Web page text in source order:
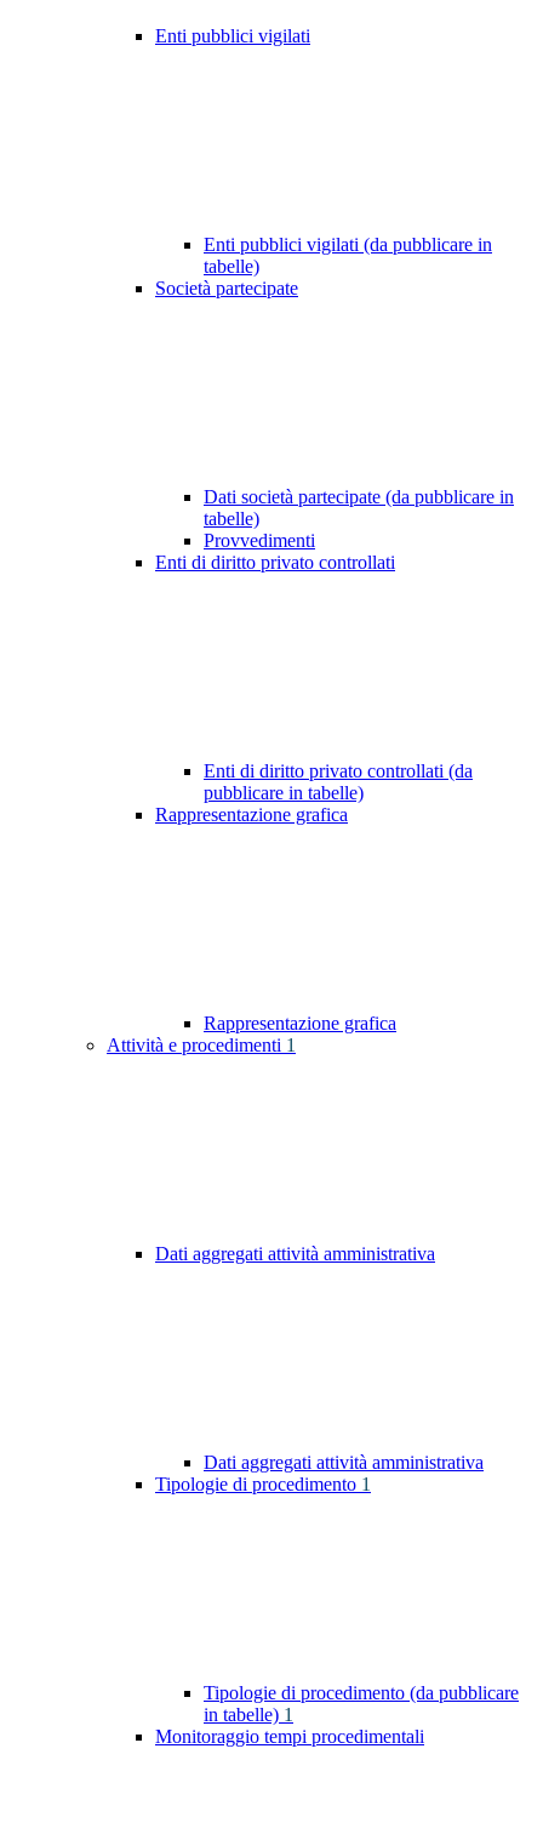
Enti pubblici vigilati
Enti pubblici vigilati (da pubblicare in
tabelle)
Società partecipate
Dati società partecipate (da pubblicare in
tabelle)
Provvedimenti
Enti di diritto privato controllati
Enti di diritto privato controllati (da
pubblicare in tabelle)
Rappresentazione grafica
Rappresentazione grafica
Attività e procedimenti 1
Dati aggregati attività amministrativa
Dati aggregati attività amministrativa
Tipologie di procedimento 1
Tipologie di procedimento (da pubblicare
in tabelle) 1
Monitoraggio tempi procedimentali